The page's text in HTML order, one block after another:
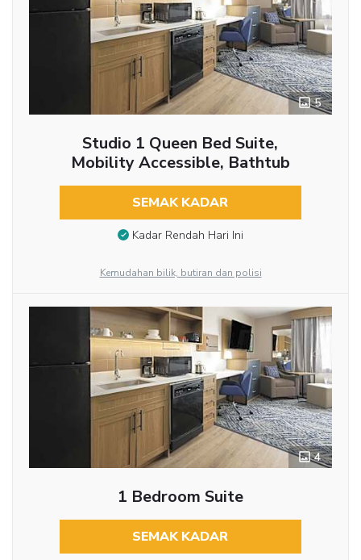
5
Studio 1 Queen Bed Suite,
Mobility Accessible, Bathtub
SEMAK KADAR
Kadar Rendah Hari Ini
Kemudahan bilik, butiran dan polisi
4
1 Bedroom Suite
SEMAK KADAR